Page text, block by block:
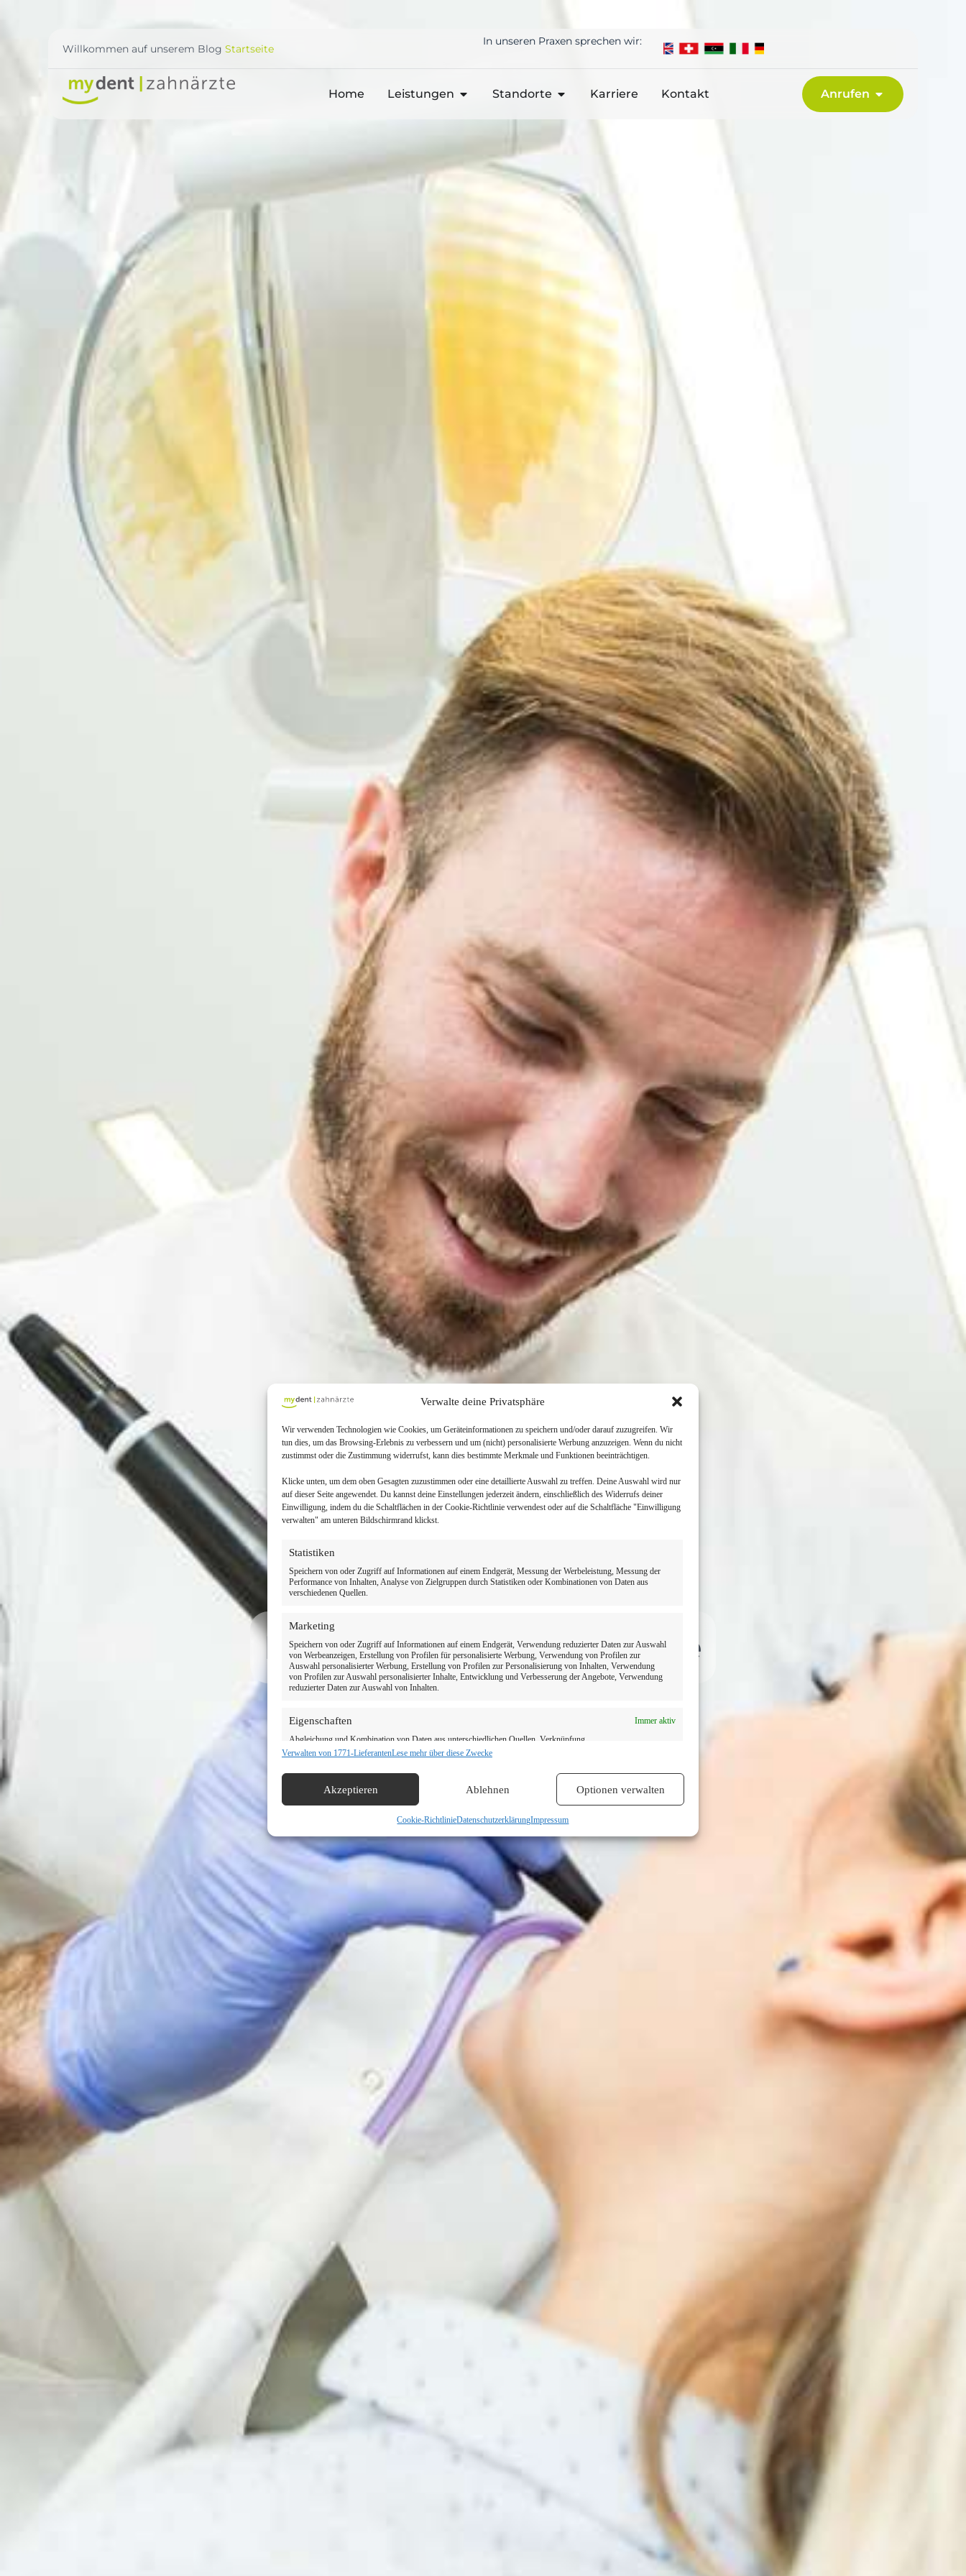
Verwalte deine Privatsphäre
Wir verwenden Technologien wie Cookies, um Geräteinformationen zu speichern und/oder darauf zuzugreifen. Wir
tun dies, um das Browsing-Erlebnis zu verbessern und um (nicht) personalisierte Werbung anzuzeigen. Wenn du nicht
zustimmst oder die Zustimmung widerrufst, kann dies bestimmte Merkmale und Funktionen beeinträchtigen.
Klicke unten, um dem oben Gesagten zuzustimmen oder eine detaillierte Auswahl zu treffen. Deine Auswahl wird nur
auf dieser Seite angewendet. Du kannst deine Einstellungen jederzeit ändern, einschließlich des Widerrufs deiner
Einwilligung, indem du die Schaltflächen in der Cookie-Richtlinie verwendest oder auf die Schaltfläche "Einwilligung
verwalten" am unteren Bildschirmrand klickst.
Statistiken
Speichern von oder Zugriff auf Informationen auf einem Endgerät, Messung der Werbeleistung, Messung der
Performance von Inhalten, Analyse von Zielgruppen durch Statistiken oder Kombinationen von Daten aus
verschiedenen Quellen.
Marketing
Speichern von oder Zugriff auf Informationen auf einem Endgerät, Verwendung reduzierter Daten zur Auswahl
von Werbeanzeigen, Erstellung von Profilen für personalisierte Werbung, Verwendung von Profilen zur
Auswahl personalisierter Werbung, Erstellung von Profilen zur Personalisierung von Inhalten, Verwendung
von Profilen zur Auswahl personalisierter Inhalte, Entwicklung und Verbesserung der Angebote, Verwendung
reduzierter Daten zur Auswahl von Inhalten.
Eigenschaften
Immer aktiv
Abgleichung und Kombination von Daten aus unterschiedlichen Quellen, Verknüpfung
verschiedener Endgeräte, Identifikation von Endgeräten anhand automatisch übermittelter
Verwendung genauer Standortdaten, Geräte anhand von aktiv angeforderten
Informationen identifizieren.
Gewährleistung der Sicherheit, Verhinderung und Aufdeckung von Betrug
und Fehlerbehebung, Bereitstellung und Anzeige von Werbung und
Inhalten, Ihre Entscheidungen zum Datenschutz speichern und übermitteln.
Verwalten von 1771-LieferantenLese mehr über diese Zwecke
Akzeptieren Ablehnen Optionen verwalten
Cookie-RichtlinieDatenschutzerklärungImpressum
Willkommen auf unserem BlogStartseite
In unseren Praxen sprechen wir:
Home Leistungen Standorte Karriere Kontakt Anrufen
Ihr Zahnarzt in Ihrer Nähe
Termin vereinbaren